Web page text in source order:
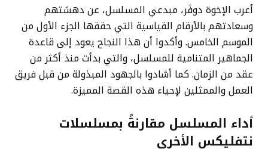
أعرب الإخوة دوفَر، مبدعي المسلسل، عن دهشتهم
وسعادتهم بالأرقام القياسية التي حققها الجزء الأول من
الموسم الخامس. وأكدوا أن هذا النجاح يعود إلى قاعدة
الجماهير المتنامية للمسلسل، والتي بدأت منذ أكثر من
عقد من الزمان. كما أشادوا بالجهود المبذولة من قبل فريق
العمل والممثلين لإحياء هذه القصة المميزة.
أداء المسلسل مقارنةً بمسلسلات
نتفليكس الأخرى